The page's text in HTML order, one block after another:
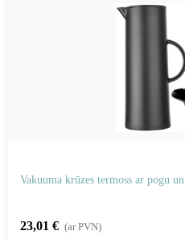
Vakuuma krūzes termoss ar pogu
23,01 € (ar PVN)